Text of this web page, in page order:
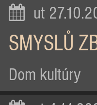
ut
SMYSLŮ
Dom kultúry